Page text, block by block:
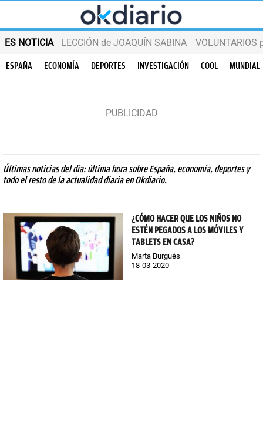
ES NOTICIA LECCIÓN de JOAQUÍN SABINA VOLUNTARIOS
ESPAÑA ECONOMÍA DEPORTES INVESTIGACIÓN COOL MUNDIAL
Últimas noticias del día: última hora sobre España, economía, deportes y
todo el resto de la actualidad diaria en Okdiario.
¿CÓMO HACER QUE LOS NIÑOS NO
ESTÉN PEGADOS A LOS MÓVILES Y
TABLETS EN CASA?
Marta Burgués
18-03-2020